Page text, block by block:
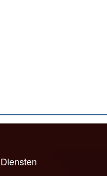
Diensten